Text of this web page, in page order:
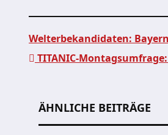
Welterbekandidaten:
TITANIC-
ÄHNLICHE BEITRÄGE